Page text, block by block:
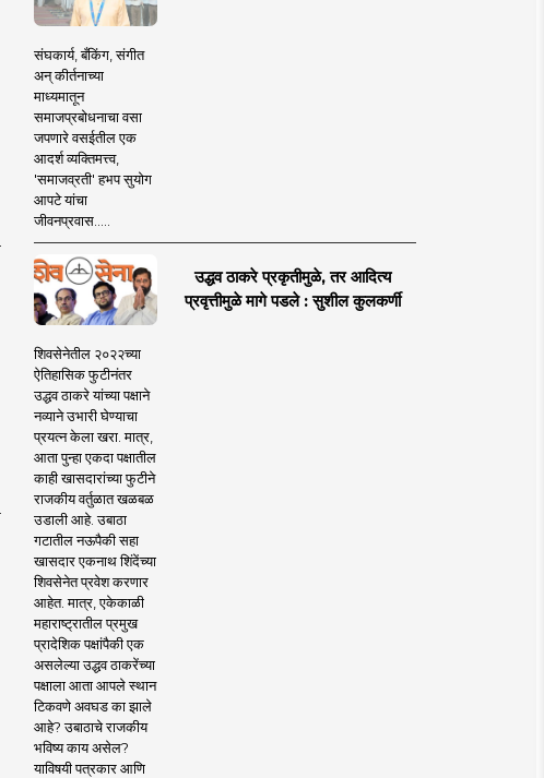
संघकार्य, बँकिंग, संगीत
अन् कीर्तनाच्या
माध्यमातून
समाजप्रबोधनाचा वसा
जपणारे वसईतील एक
आदर्श व्यक्तिमत्त्व,
'समाजव्रती' हभप सुयोग
आपटे यांचा
जीवनप्रवास.....
उद्धव ठाकरे प्रकृतीमुळे, तर आदित्य
प्रवृत्तीमुळे मागे पडले : सुशील कुलकर्णी
शिवसेनेतील २०२२च्या
ऐतिहासिक फुटीनंतर
उद्धव ठाकरे यांच्या पक्षाने
नव्याने उभारी घेण्याचा
प्रयत्न केला खरा. मात्र,
आता पुन्हा एकदा पक्षातील
काही खासदारांच्या फुटीने
राजकीय वर्तुळात खळबळ
उडाली आहे. उबाठा
गटातील नऊपैकी सहा
खासदार एकनाथ शिंदेंच्या
शिवसेनेत प्रवेश करणार
आहेत. मात्र, एकेकाळी
महाराष्ट्रातील प्रमुख
प्रादेशिक पक्षांपैकी एक
असलेल्या उद्धव ठाकरेंच्या
पक्षाला आता आपले स्थान
टिकवणे अवघड का झाले
आहे? उबाठाचे राजकीय
भविष्य काय असेल?
याविषयी पत्रकार आणि